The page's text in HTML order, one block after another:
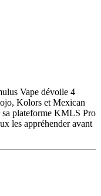
Vape dévoile 4
Kolors et Mexican
sa plateforme KMLS Pro
les appréhender avant